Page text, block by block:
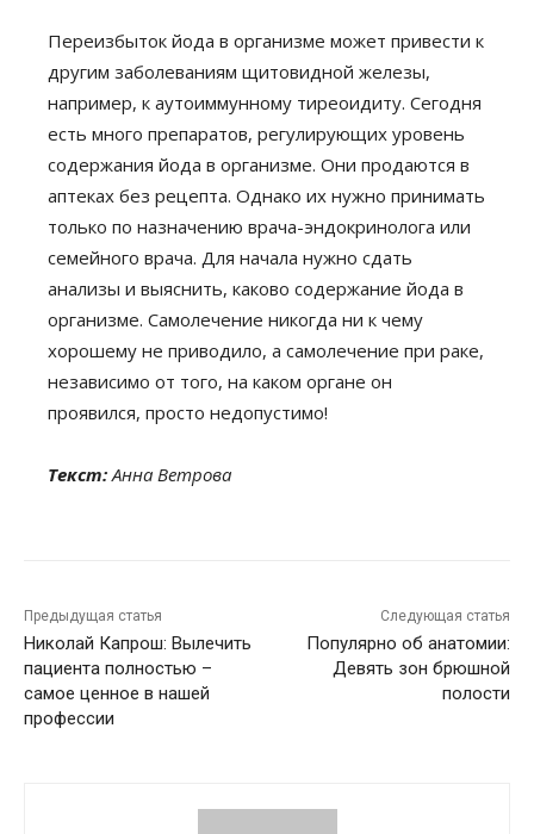
Переизбыток йода в организме может привести к
другим заболеваниям щитовидной железы,
например, к аутоиммунному тиреоидиту. Сегодня
есть много препаратов, регулирующих уровень
содержания йода в организме. Они продаются в
аптеках без рецепта. Однако их нужно принимать
только по назначению врача-эндокринолога или
семейного врача. Для начала нужно сдать
анализы и выяснить, каково содержание йода в
организме. Самолечение никогда ни к чему
хорошему не приводило, а самолечение при раке,
независимо от того, на каком органе он
проявился, просто недопустимо!
Текст: Анна Ветрова
Предыдущая статья
Николай Капрош: Вылечить
пациента полностью –
самое ценное в нашей
профессии
Следующая статья
Популярно об анатомии:
Девять зон брюшной
полости